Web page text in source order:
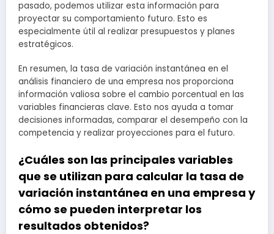
pasado, podemos utilizar esta información para
proyectar su comportamiento futuro. Esto es
especialmente útil al realizar presupuestos y planes
estratégicos.
En resumen, la tasa de variación instantánea en el
análisis financiero de una empresa nos proporciona
información valiosa sobre el cambio porcentual en las
variables financieras clave. Esto nos ayuda a tomar
decisiones informadas, comparar el desempeño con la
competencia y realizar proyecciones para el futuro.
¿Cuáles son las principales variables
que se utilizan para calcular la tasa de
variación instantánea en una empresa y
cómo se pueden interpretar los
resultados obtenidos?